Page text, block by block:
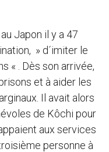
Japon il y a 47
» d´imiter le
« . Dès son arrivée,
et à aider les
Il avait alors
de Kôchi pour
aux services
personne à